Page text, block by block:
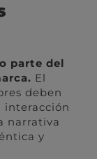
parte del
El
deben
interacción
narrativa
y